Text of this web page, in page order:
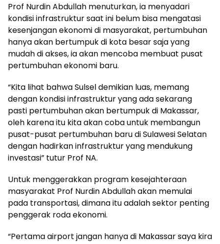
Prof Nurdin Abdullah menuturkan, ia menyadari
kondisi infrastruktur saat ini belum bisa mengatasi
kesenjangan ekonomi di masyarakat, pertumbuhan
hanya akan bertumpuk di kota besar saja yang
mudah di akses, ia akan mencoba membuat pusat
pertumbuhan ekonomi baru.
“Kita lihat bahwa Sulsel demikian luas, memang
dengan kondisi infrastruktur yang ada sekarang
pasti pertumbuhan akan bertumpuk di Makassar,
oleh karena itu kita akan coba untuk membangun
pusat-pusat pertumbuhan baru di Sulawesi Selatan
dengan hadirkan infrastruktur yang mendukung
investasi” tutur Prof NA.
Untuk menggerakkan program kesejahteraan
masyarakat Prof Nurdin Abdullah akan memulai
pada transportasi, dimana itu adalah sektor penting
penggerak roda ekonomi.
“Pertama airport jangan hanya di Makassar saya kira